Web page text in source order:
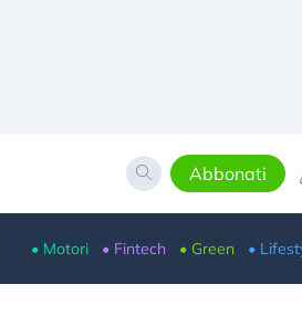
Abbonati
• Motori • Fintech • Green •